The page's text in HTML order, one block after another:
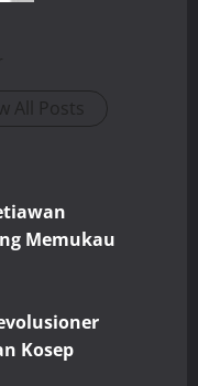
All Posts
Memukau
Kosep